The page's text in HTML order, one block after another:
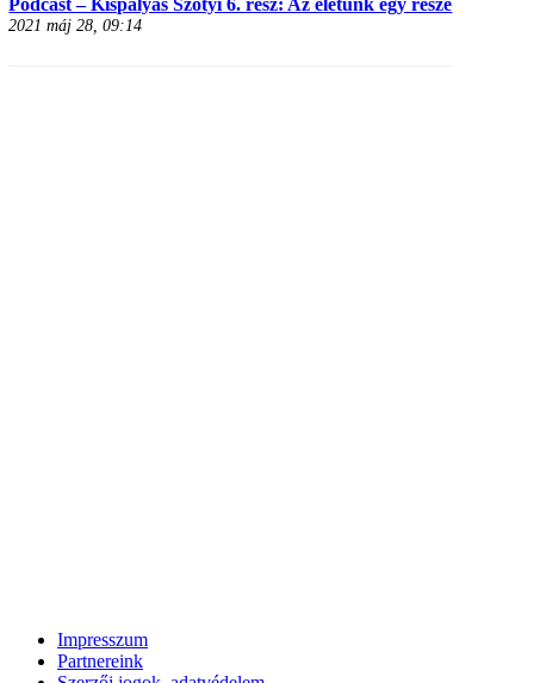
Podcast – Kispályás Szotyi 6. rész: Az életünk egy része
2021 máj 28, 09:14
Impresszum
Partnereink